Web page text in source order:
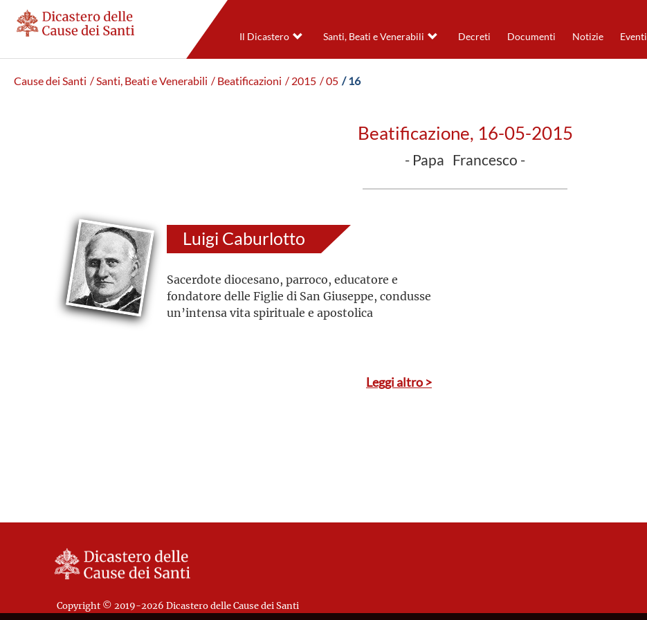
Il Dicastero Santi, Beati e Venerabili Decreti Documenti Notizie Eventi
Cause dei Santi / Santi, Beati e Venerabili / Beatificazioni / 2015 / 05 / 16
Beatificazione, 16-05-2015
- Papa Francesco -
Luigi Caburlotto
Sacerdote diocesano, parroco, educatore e
fondatore delle Figlie di San Giuseppe, condusse
un’intensa vita spirituale e apostolica
Leggi altro >
Copyright © 2019-2026 Dicastero delle Cause dei Santi